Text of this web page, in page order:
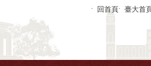
回首頁 臺大首